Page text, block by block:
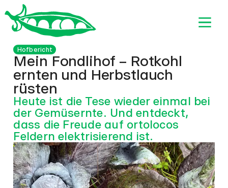
Hofbericht
Mein Fondlihof – Rotkohl
ernten und Herbstlauch
rüsten
Heute ist die Tese wieder einmal bei
der Gemüsernte. Und entdeckt,
dass die Freude auf ortolocos
Feldern elektrisierend ist.